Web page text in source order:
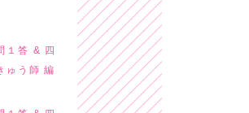
１答 & 四
ゅう師 編